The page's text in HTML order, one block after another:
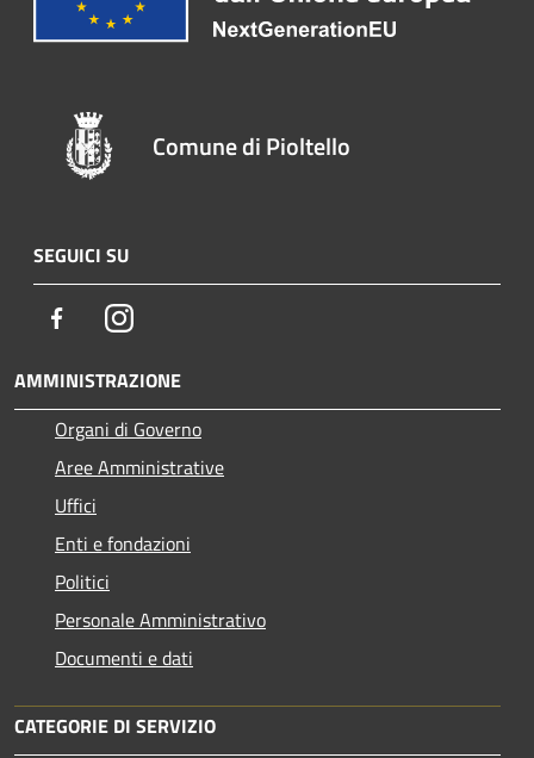
Comune di Pioltello
SEGUICI SU
FacebookInstagram
AMMINISTRAZIONE
Organi di Governo
Aree Amministrative
Uffici
Enti e fondazioni
Politici
Personale Amministrativo
Documenti e dati
CATEGORIE DI SERVIZIO